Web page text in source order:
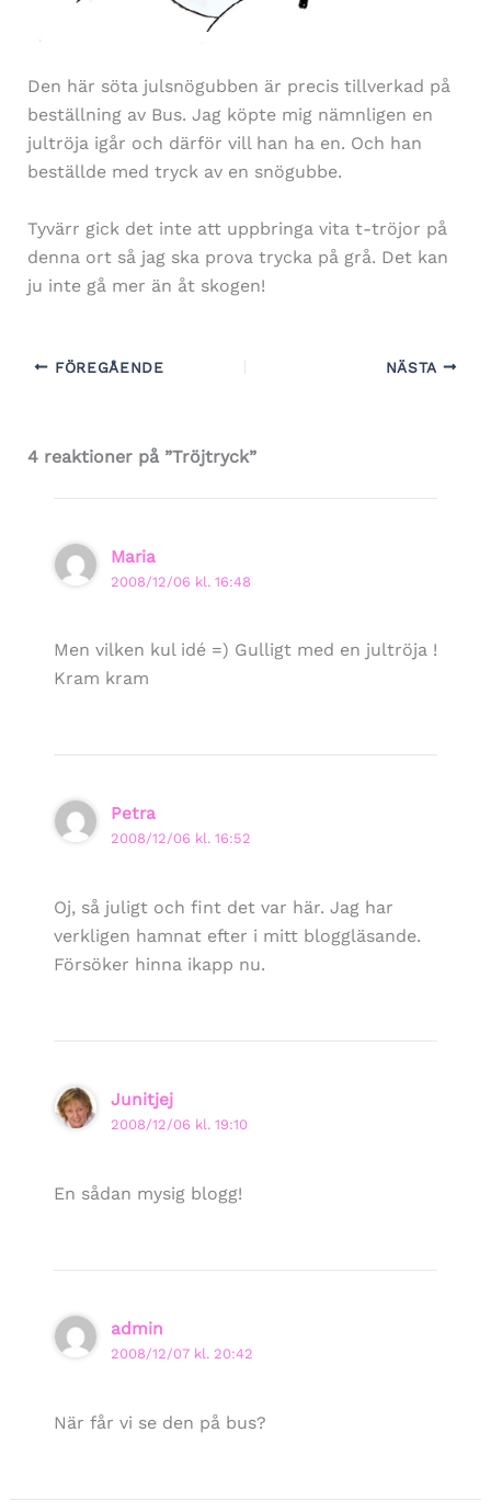
Den här söta julsnögubben är precis tillverkad på
beställning av Bus. Jag köpte mig nämnligen en
jultröja igår och därför vill han ha en. Och han
beställde med tryck av en snögubbe.
Tyvärr gick det inte att uppbringa vita t-tröjor på
denna ort så jag ska prova trycka på grå. Det kan
ju inte gå mer än åt skogen!
FÖREGÅENDE NÄSTA
4 reaktioner på ”Tröjtryck”
Maria
2008/12/06 kl. 16:48
Men vilken kul idé =) Gulligt med en jultröja !
Kram kram
Petra
2008/12/06 kl. 16:52
Oj, så juligt och fint det var här. Jag har
verkligen hamnat efter i mitt bloggläsande.
Försöker hinna ikapp nu.
Junitjej
2008/12/06 kl. 19:10
En sådan mysig blogg!
admin
2008/12/07 kl. 20:42
När får vi se den på bus?